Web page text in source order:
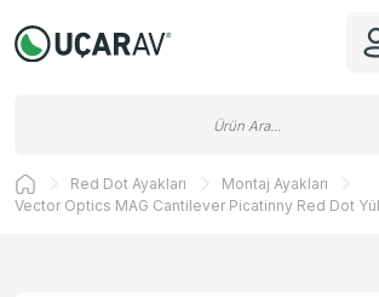
Red Dot Ayakları
Montaj Ayakları
Vector Optics MAG Cantilever Picatinny Red Dot